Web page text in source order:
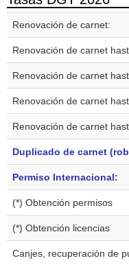
Renovación de carnet:
Renovación de carnet
Renovación de carnet
Renovación de carnet
Renovación de carnet
Duplicado de carnet
Permiso Internacional:
(*) Obtención permisos
(*) Obtención licencias
Canjes, recuperación de